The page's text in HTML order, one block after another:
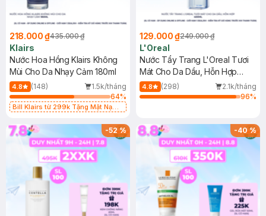
218.000 ₫435.000 ₫
Klairs
Nước Hoa Hồng Klairs Không
Mùi Cho Da Nhạy Cảm 180ml
4.8 (148)
1.5k/tháng
64%
Bill Klairs từ 299k Tặng Mặt Nạ
25ml (SL Có Hạn)
129.000 ₫249.000 ₫
L'Oreal
Nước Tẩy Trang L'Oreal Tươi
Mát Cho Da Dầu, Hỗn Hợp
400ml
4.8 (298)
2.1k/tháng
96%
-52% -40%